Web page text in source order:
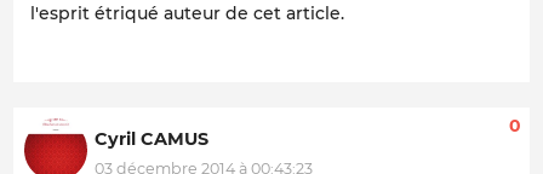
l'esprit étriqué auteur de cet article.
Cyril CAMUS
03 décembre 2014 à 00:43:23
0